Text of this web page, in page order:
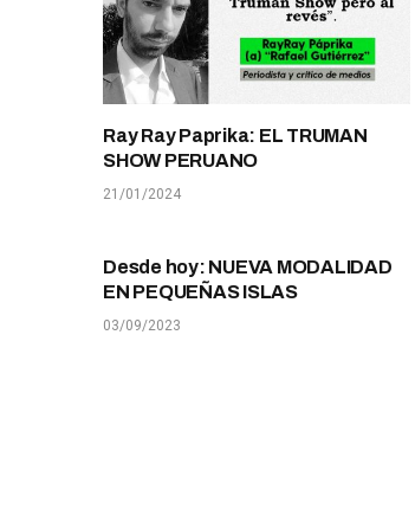
Ray Ray Paprika: EL TRUMAN
SHOW PERUANO
21/01/2024
Desde hoy: NUEVA MODALIDAD
EN PEQUEÑAS ISLAS
03/09/2023